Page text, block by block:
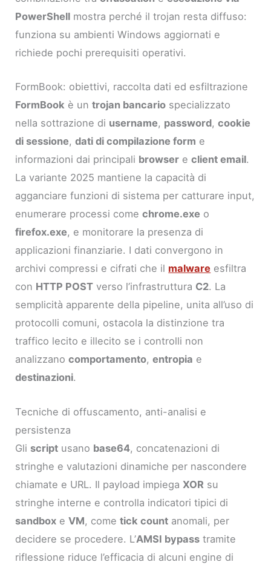
PowerShell mostra perché il trojan resta diffuso:
funziona su ambienti Windows aggiornati e
richiede pochi prerequisiti operativi.
FormBook: obiettivi, raccolta dati ed esfiltrazione
FormBook è untrojan bancario specializzato
nella sottrazione di username, password,cookie
di sessione,dati di compilazione form e
informazioni dai principali browser eclient email.
La variante 2025 mantiene la capacità di
agganciare funzioni di sistema per catturare input,
enumerare processi comechrome.exe o
firefox.exe, e monitorare la presenza di
applicazioni finanziarie. I dati convergono in
archivi compressi e cifrati che il malware esfiltra
con HTTP POST verso l’infrastruttura C2. La
semplicità apparente della pipeline, unita all’uso di
protocolli comuni, ostacola la distinzione tra
traffico lecito e illecito se i controlli non
analizzanocomportamento,entropia e
destinazioni.
Tecniche di offuscamento, anti-analisi e
persistenza
Gli script usano base64, concatenazioni di
stringhe e valutazioni dinamiche per nascondere
chiamate e URL. Il payload impiega XOR su
stringhe interne e controlla indicatori tipici di
sandbox eVM, cometick count anomali, per
decidere se procedere. L’AMSI bypass tramite
riflessione riduce l’efficacia di alcuni engine di